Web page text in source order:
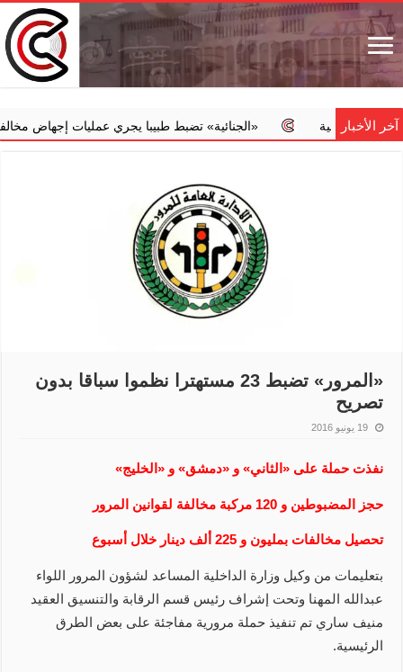
آخر الأخبار ‏«الجنائية» تضبط طبيبا يجري عمليات إجهاض مخالفة مقابل مبالغ
«المرور» تضبط 23 مستهترا نظموا سباقا بدون
تصريح
19 يونيو 2016
نفذت حملة على «الثاني» و «دمشق» و «الخليج»
حجز المضبوطين و 120 مركبة مخالفة لقوانين المرور
تحصيل مخالفات بمليون و 225 ألف دينار خلال أسبوع
بتعليمات من وكيل وزارة الداخلية المساعد لشؤون المرور اللواء
عبدالله المهنا وتحت إشراف رئيس قسم الرقابة والتنسيق العقيد
منيف ساري تم تنفيذ حملة مرورية مفاجئة على بعض الطرق
الرئيسية.